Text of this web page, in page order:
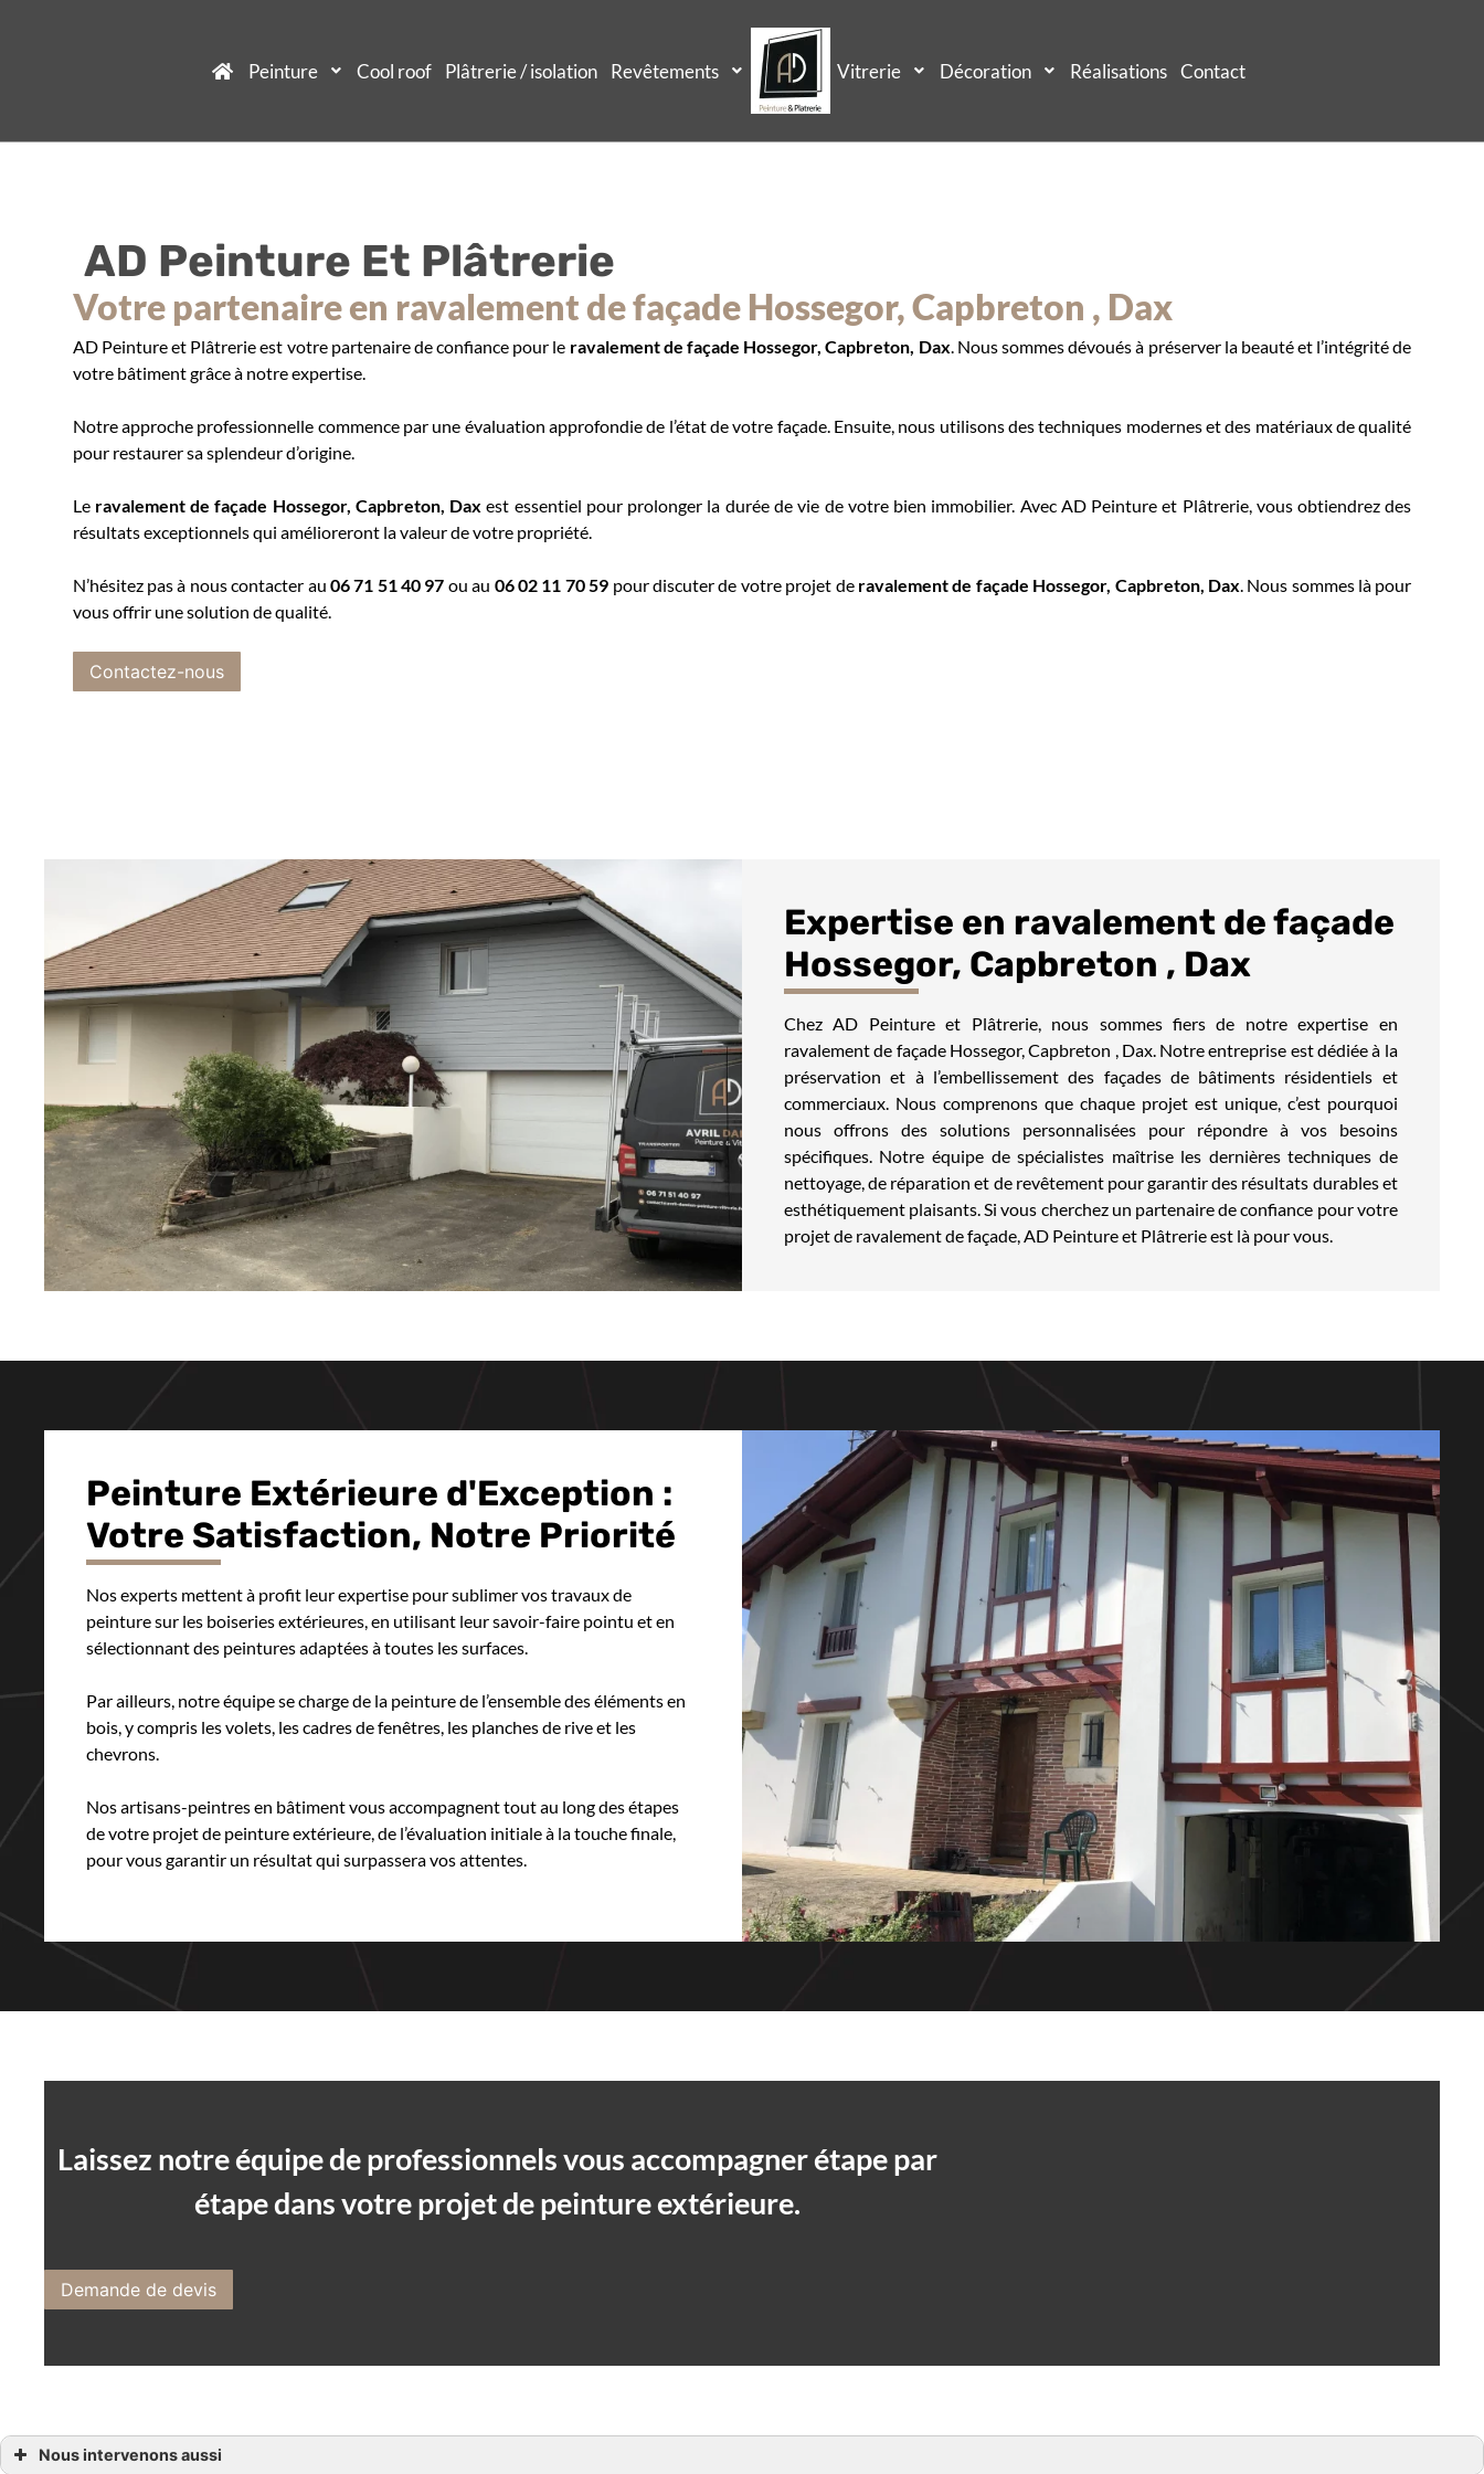
Peinture Cool roof Plâtrerie / isolation Revêtements Vitrerie Décoration Réalisations Contact
AD Peinture Et Plâtrerie
Votre partenaire en ravalement de façade Hossegor, Capbreton , Dax
AD Peinture et Plâtrerie est votre partenaire de confiance pour le ravalement de façade Hossegor, Capbreton, Dax. Nous sommes dévoués à préserver la beauté et l’intégrité de
votre bâtiment grâce à notre expertise.
Notre approche professionnelle commence par une évaluation approfondie de l’état de votre façade. Ensuite, nous utilisons des techniques modernes et des matériaux de qualité
pour restaurer sa splendeur d’origine.
Le ravalement de façade Hossegor, Capbreton, Dax est essentiel pour prolonger la durée de vie de votre bien immobilier. Avec AD Peinture et Plâtrerie, vous obtiendrez des
résultats exceptionnels qui amélioreront la valeur de votre propriété.
N’hésitez pas à nous contacter au 06 71 51 40 97 ou au 06 02 11 70 59 pour discuter de votre projet de ravalement de façade Hossegor, Capbreton, Dax. Nous sommes là pour
vous offrir une solution de qualité.
Contactez-nous
Expertise en ravalement de façade
Hossegor, Capbreton , Dax
Chez AD Peinture et Plâtrerie, nous sommes fiers de notre expertise en
ravalement de façade Hossegor, Capbreton , Dax. Notre entreprise est dédiée à la
préservation et à l’embellissement des façades de bâtiments résidentiels et
commerciaux. Nous comprenons que chaque projet est unique, c’est pourquoi
nous offrons des solutions personnalisées pour répondre à vos besoins
spécifiques. Notre équipe de spécialistes maîtrise les dernières techniques de
nettoyage, de réparation et de revêtement pour garantir des résultats durables et
esthétiquement plaisants. Si vous cherchez un partenaire de confiance pour votre
projet de ravalement de façade, AD Peinture et Plâtrerie est là pour vous.
Peinture Extérieure d'Exception :
Votre Satisfaction, Notre Priorité
Nos experts mettent à profit leur expertise pour sublimer vos travaux de
peinture sur les boiseries extérieures, en utilisant leur savoir-faire pointu et en
sélectionnant des peintures adaptées à toutes les surfaces.
Par ailleurs, notre équipe se charge de la peinture de l’ensemble des éléments en
bois, y compris les volets, les cadres de fenêtres, les planches de rive et les
chevrons.
Nos artisans-peintres en bâtiment vous accompagnent tout au long des étapes
de votre projet de peinture extérieure, de l’évaluation initiale à la touche finale,
pour vous garantir un résultat qui surpassera vos attentes.
Laissez notre équipe de professionnels vous accompagner étape par
étape dans votre projet de peinture extérieure.
Demande de devis
Nous intervenons aussi